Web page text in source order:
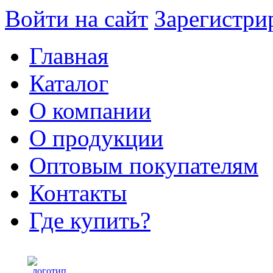
Войти на сайт
Главная
Каталог
О компании
О продукции
Оптовым покупателям
Контакты
Где купить?